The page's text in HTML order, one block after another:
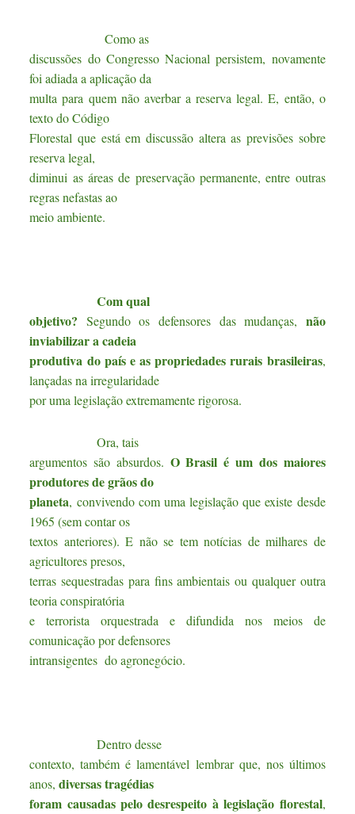
Como as
discussões do Congresso Nacional persistem, novamente
foi adiada a aplicação da
multa para quem não averbar a reserva legal. E, então, o
texto do Código
Florestal que está em discussão altera as previsões sobre
reserva legal,
diminui as áreas de preservação permanente, entre outras
regras nefastas ao
meio ambiente.
Com qual
objetivo? Segundo os defensores das mudanças, não
inviabilizar a cadeia
produtiva do país e as propriedades rurais brasileiras,
lançadas na irregularidade
por uma legislação extremamente rigorosa.
Ora, tais
argumentos são absurdos. O Brasil é um dos maiores
produtores de grãos do
planeta, convivendo com uma legislação que existe desde
1965 (sem contar os
textos anteriores). E não se tem notícias de milhares de
agricultores presos,
terras sequestradas para fins ambientais ou qualquer outra
teoria conspiratória
e terrorista orquestrada e difundida nos meios de
comunicação por defensores
intransigentes do agronegócio.
Dentro desse
contexto, também é lamentável lembrar que, nos últimos
anos,diversas tragédias
foram causadas pelo desrespeito à legislação florestal,